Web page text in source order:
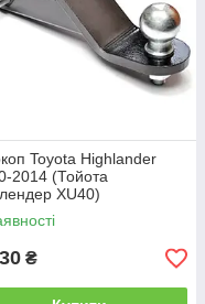
Toyota Highlander
2014 (Тойота
XU40)
₴